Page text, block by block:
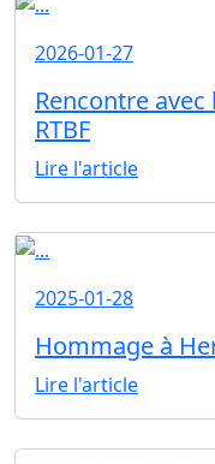
2026-01-27
Rencontre
RTBF
Lire l'article
2025-01-28
Hommage à
Lire l'article